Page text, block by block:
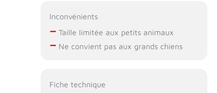
la priorité au
l'animal. Le tissu
Inconvénients
–Taille limitée aux petits animaux
–Ne convient pas aux grands chiens
Fiche technique